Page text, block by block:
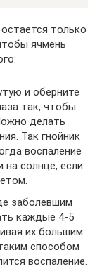
только
ячмень
и оберните
так, чтобы
делать
Так гнойник
воспаление
на солнце, если
заболевшим
каждые 4-5
их большим
способом
воспаление.